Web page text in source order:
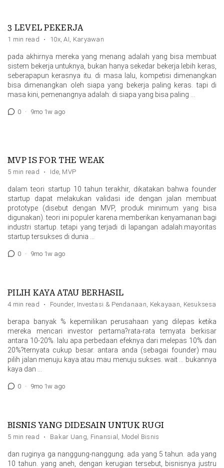
3 LEVEL PEKERJA
1 min read · 10x,AI, Karyawan
pada akhirnya mereka yang menang adalah yang bisa membuat
sistem bekerja untuknya, bukan hanya sekedar bekerja lebih keras,
seberapapun kerasnya itu. di masa lalu, kompetisi dimenangkan
bisa dimenangkan oleh siapa yang bekerja paling keras. tapi di
masa kini, pemenangnya adalah: di siapa yang bisa paling …
0 · 9mo 1w ago
MVP IS FOR THE WEAK
5 min read · Ide, MVP
dalam teori startup 10 tahun terakhir, dikatakan bahwa founder
startup dapat melakukan validasi ide dengan jalan membuat
prototype (disebut dengan MVP, produk minimum yang bisa
digunakan). teori ini populer karena memberikan kenyamanan bagi
industri startup. tetapi yang terjadi di lapangan adalah:mayoritas
startup tersukses di dunia …
0 · 9mo 1w ago
PILIH KAYA ATAU BERHASIL
4 min read · Founder, Investasi & Pendanaan, Kekayaan, Kesuksesan
berapa banyak % kepemilikan perusahaan yang dilepas ketika
mereka mencari investor pertama?rata-rata temyata berkisar
antara 10-20%. lalu apa perbedaan efeknya dari melepas 10% dan
20%?ternyata cukup besar. antara anda (sebagai founder) mau
pilih jalan menuju kaya atau mau menuju sukses. wait … bukannya
kaya dan …
0 · 9mo 1w ago
BISNIS YANG DIDESAIN UNTUK RUGI
5 min read · Bakar Uang, Finansial , Model Bisnis
dan ruginya ga nanggung-nanggung. ada yang 5 tahun. ada yang
10 tahun. yang aneh, dengan kerugian tersebut, bisnisnya justru